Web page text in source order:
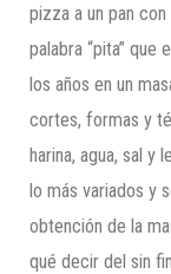
pizza a un pan
palabra “pita” que
los años en un
cortes, formas y
harina, agua, sal y
lo más variados y
obtención de la
qué decir del sin